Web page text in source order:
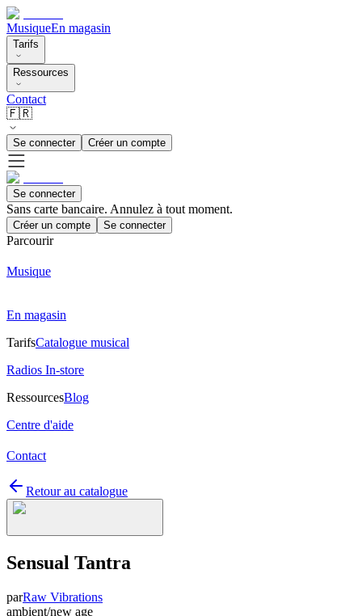
MusiqueEn magasin
Tarifs
Ressources
Contact
🇫🇷
Se connecter Créer un compte
Se connecter
Sans carte bancaire. Annulez à tout moment.
Créer un compte Se connecter
Parcourir
Musique
En magasin
TarifsCatalogue musical
Radios In-store
RessourcesBlog
Centre d'aide
Contact
Retour au catalogue
Sensual Tantra
parRaw Vibrations
ambient/new age